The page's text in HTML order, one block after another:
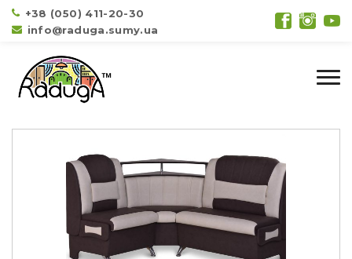
+38 (050) 411-20-30
info@raduga.sumy.ua